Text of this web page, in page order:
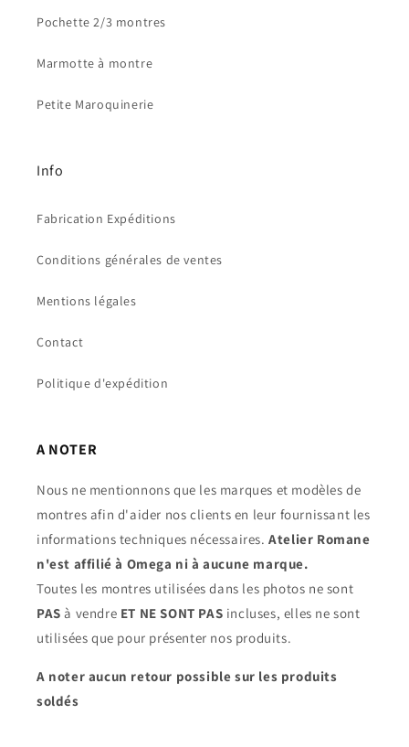
Pochette 2/3 montres
Marmotte à montre
Petite Maroquinerie
Info
Fabrication Expéditions
Conditions générales de ventes
Mentions légales
Contact
Politique d'expédition
A NOTER
Nous ne mentionnons que les marques et modèles de
montres afin d'aider nos clients en leur fournissant les
informations techniques nécessaires. Atelier Romane
n'est affilié à Omega ni à aucune marque.
Toutes les montres utilisées dans les photos ne sont
PAS à vendre ET NE SONT PAS incluses, elles ne sont
utilisées que pour présenter nos produits.
A noter aucun retour possible sur les produits
soldés